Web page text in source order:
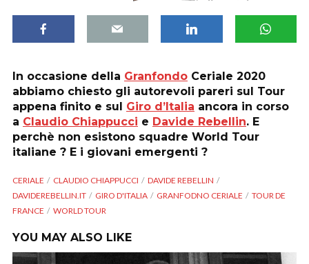
In occasione della Granfondo Ceriale 2020
abbiamo chiesto gli autorevoli pareri sul Tour
appena finito e sul Giro d’Italia ancora in corso
a Claudio Chiappucci e Davide Rebellin. E
perchè non esistono squadre World Tour
italiane ? E i giovani emergenti ?
CERIALE CLAUDIO CHIAPPUCCI
DAVIDE REBELLIN
DAVIDEREBELLIN.IT
GIRO D'ITALIA GRANFODNO CERIALE
TOUR DE
FRANCE
WORLD TOUR
YOU MAY ALSO LIKE